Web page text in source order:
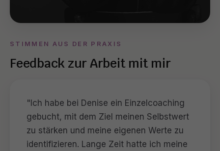
STIMMEN AUS DER PRAXIS
Feedback zur Arbeit mit mir
"Ich habe bei Denise ein Einzelcoaching
gebucht, mit dem Ziel meinen Selbstwert
zu stärken und meine eigenen Werte zu
identifizieren. Lange Zeit hatte ich meine